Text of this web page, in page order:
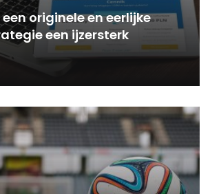
originele en eerlijke
een ijzersterk